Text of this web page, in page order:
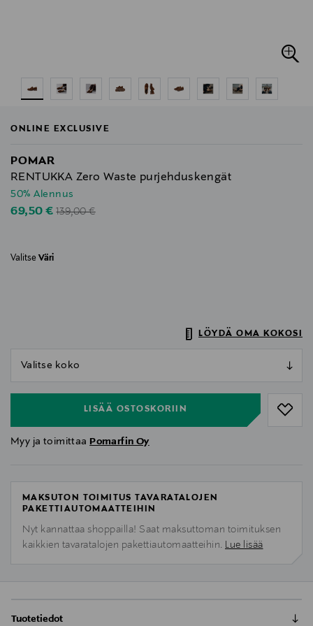
ONLINE EXCLUSIVE
POMAR
RENTUKKA Zero Waste purjehduskengät
50% Alennus
Discounted Price
69,50 €Original Price
139,00 €
Valitse Väri
LÖYDÄ OMA KOKOSI
LISÄÄ OSTOSKORIIN
Myy ja toimittaa Pomarfin Oy
MAKSUTON TOIMITUS TAVARATALOJEN
PAKETTIAUTOMAATTEIHIN
Nyt kannattaa shoppailla! Saat maksuttoman toimituksen
kaikkien tavaratalojen pakettiautomaatteihin. Lue lisää
Tuotetiedot